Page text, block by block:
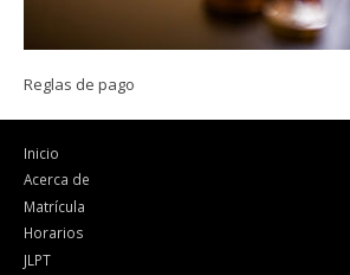
Reglas de pago
Inicio
Acerca de
Matrícula
Horarios
JLPT